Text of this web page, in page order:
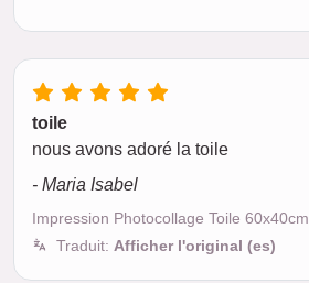
toile
nous avons adoré la toile
- Maria Isabel
Impression Photocollage Toile 60x40cm
Traduit: Afficher l'original (es)